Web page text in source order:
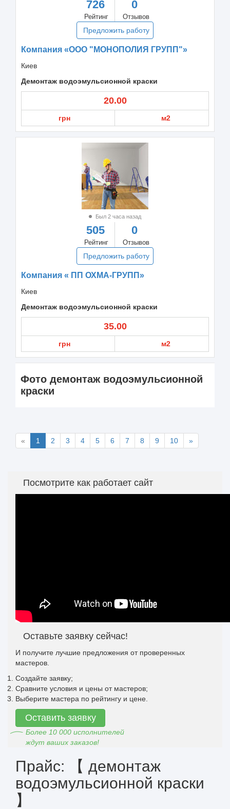
726
Рейтинг
0
Отзывов
Предложить работу
Компания «ООО "МОНОПОЛИЯ ГРУПП"»
Киев
Демонтаж водоэмульсионной краски
20.00
грн м2
Был 2 часа назад
505
Рейтинг
0
Отзывов
Предложить работу
Компания « ПП ОХМА-ГРУПП»
Киев
Демонтаж водоэмульсионной краски
35.00
грн м2
Фото демонтаж водоэмульсионной
краски
« 1 2 3 4 5 6 7 8 9 10 »
Посмотрите как работает сайт
Оставьте заявку сейчас!
И получите лучшие предложения от проверенных
мастеров.
Создайте заявку;
Сравните условия и цены от мастеров;
Выберите мастера по рейтингу и цене.
Оставить заявку
Более 10 000 исполнителей
ждут ваших заказов!
Прайс: 【 демонтаж
водоэмульсионной краски
】